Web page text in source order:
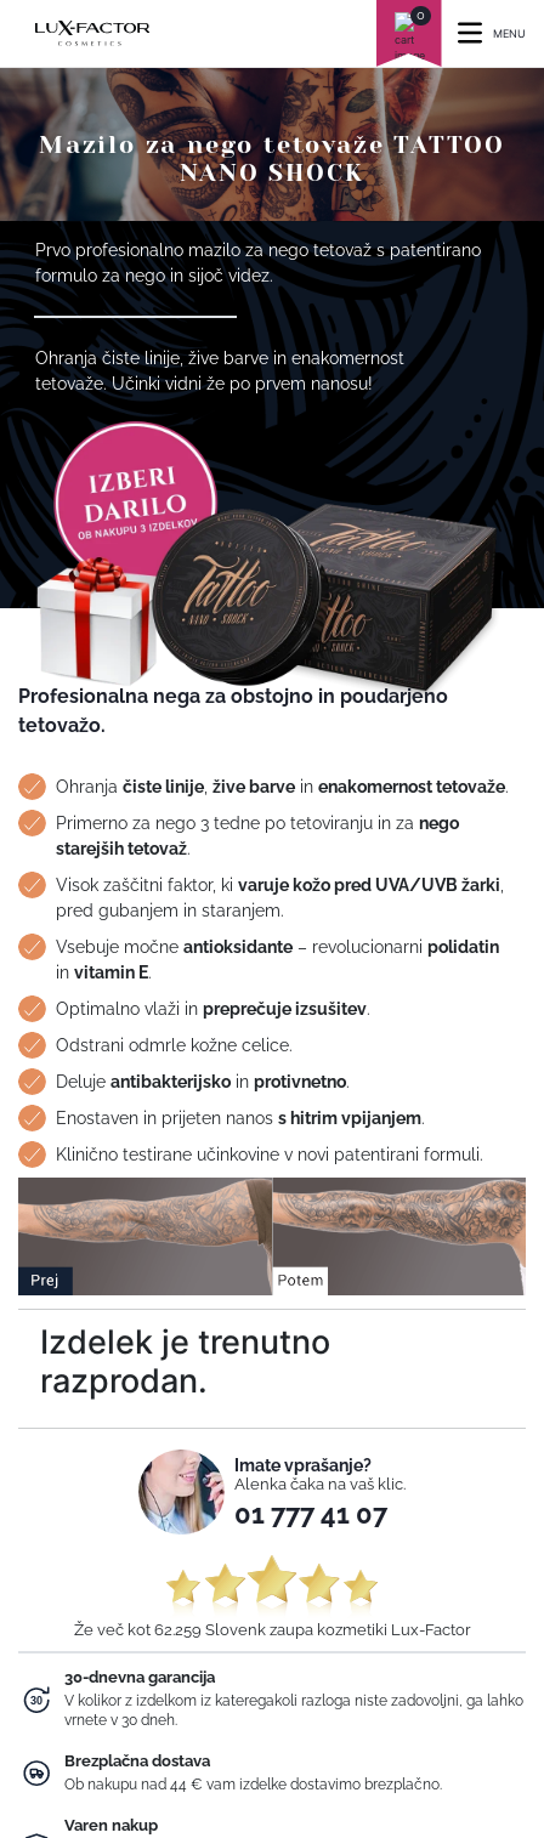
0
MENU
Mazilo za nego tetovaže TATTOO
NANO SHOCK
Prvo profesionalno mazilo za nego tetovaž s patentirano
formulo za nego in sijoč videz.
Ohranja čiste linije, žive barve in enakomernost
tetovaže. Učinki vidni že po prvem nanosu!
Profesionalna nega za obstojno in poudarjeno
tetovažo.
Ohranja čiste linije, žive barvein enakomernost tetovaže.
Primerno za nego 3 tedne po tetoviranju in za nego
starejših tetovaž.
Visok zaščitni faktor, ki varuje kožo pred UVA/UVB žarki
pred gubanjem in staranjem.
Vsebuje močne antioksidante– revolucionarni polidatin
in vitamin E.
Optimalno vlaži in preprečuje izsušitev.
Odstrani odmrle kožne celice.
Deluje antibakterijskoin protivnetno.
Enostaven in prijeten nanos s hitrim vpijanjem.
Klinično testirane učinkovine v novi patentirani formuli.
Izdelek je trenutno
razprodan.
Imate vprašanje?
Alenka čaka na vaš klic.
01 777 41 07
Že več kot 62.259 Slovenk zaupa kozmetiki Lux-Factor
30-dnevna garancija
V kolikor z izdelkom iz kateregakoli razloga niste zadovoljni, ga lahko
vrnete v 30 dneh.
Brezplačna dostava
Ob nakupu nad 44 € vam izdelke dostavimo brezplačno.
Varen nakup